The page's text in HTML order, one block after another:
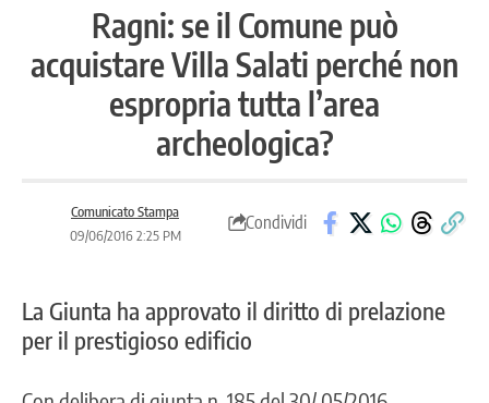
Ragni: se il Comune può
acquistare Villa Salati perché non
espropria tutta l’area
archeologica?
Comunicato Stampa
09/06/2016 2:25 PM
Condividi
La Giunta ha approvato il diritto di prelazione
per il prestigioso edificio